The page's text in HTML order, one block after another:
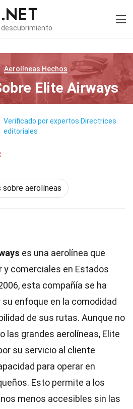
Aerolíneas Hechos
Elite Airways
Verificado por expertos Directrices
editoriales
sobre aerolíneas
es una aerolínea que
comerciales en Estados
esta compañía se ha
enfoque en la comodidad
de sus rutas. Aunque no
las grandes aerolíneas, Elite
su servicio al cliente
para operar en
Esto permite a los
menos accesibles sin las